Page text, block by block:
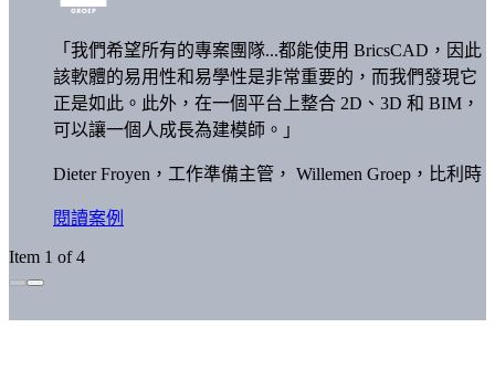
「我們希望所有的專案團隊...都能使用 BricsCAD，因此
該軟體的易用性和易學性是非常重要的，而我們發現它
正是如此。此外，在一個平台上整合 2D、3D 和 BIM，
可以讓一個人成長為建模師。」
Dieter Froyen，工作準備主管， Willemen Groep，比利時
閱讀案例
Item 1 of 4